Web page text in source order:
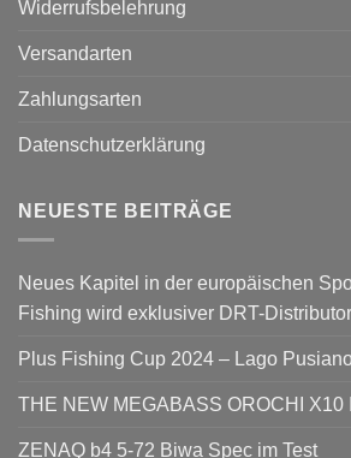
Widerrufsbelehrung
Versandarten
Zahlungsarten
Datenschutzerklärung
NEUESTE BEITRÄGE
Neues Kapitel in der europäischen
Fishing wird exklusiver DRT-Distributor
Plus Fishing Cup 2024 – Lago
THE NEW MEGABASS OROCHI X10
ZENAQ b4 5-72 Biwa Spec im Test